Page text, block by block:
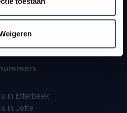
scholen
in Etterbeek
in Jette